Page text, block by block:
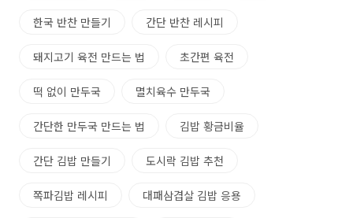
한국 반찬 만들기 간단 반찬 레시피
돼지고기 육전 만드는 법 초간편 육전
떡 없이 만두국 멸치육수 만두국
간단한 만두국 만드는 법 김밥 황금비율
간단 김밥 만들기 도시락 김밥 추천
쪽파김밥 레시피 대패삼겹살 김밥 응용